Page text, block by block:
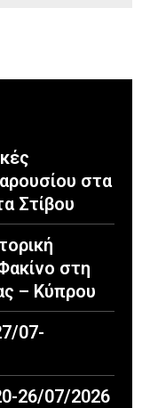
στα
Στίβου
στη
– Κύπρου
07-
26/07/2026